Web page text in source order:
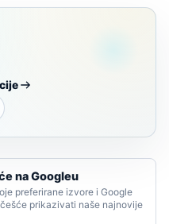
na Googleu
preferirane izvore i Google
prikazivati naše najnovije